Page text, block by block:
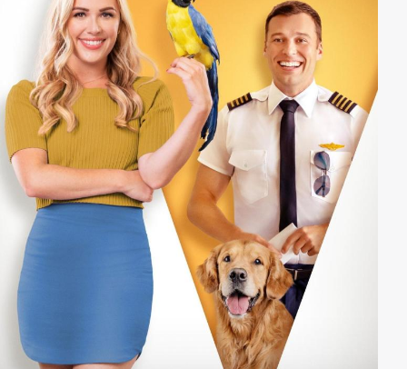
Ereignisses näher, auch gegen den Willen ihrer Mutter.
Doch je tiefer die Beziehung der beiden jungen
Menschen wird, desto stärker werden sie in eine
unheimliche Situation gezogen, welche gefährlicher
ist, als sie es sich je vorstellen können.